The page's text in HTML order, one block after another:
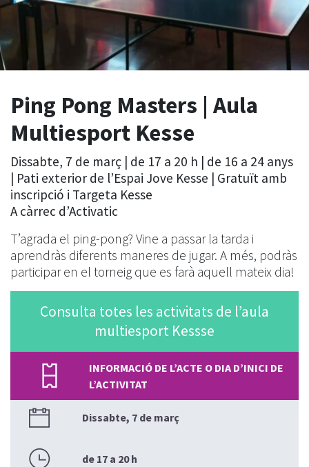
Ping Pong Masters | Aula
Multiesport Kesse
Dissabte, 7 de març | de 17 a 20 h | de 16 a 24 anys
| Pati exterior de l’Espai Jove Kesse | Gratuït amb
inscripció i Targeta Kesse
A càrrec d’Activatic
T’agrada el ping-pong? Vine a passar la tarda i
aprendràs diferents maneres de jugar. A més, podràs
participar en el torneig que es farà aquell mateix dia!
Consulta totes les activitats de l’aula
multiesport Kessse
INFORMACIÓ DE L’ACTE O DIA D’INICI DE
L’ACTIVITAT
Dissabte, 7 de març
de 17 a 20 h